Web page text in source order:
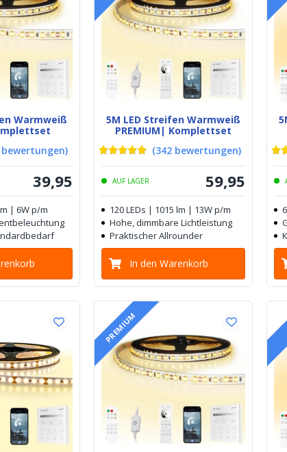
Warmweiß
bewertungen)
39,95
| 6W p/m
5M LED Streifen Warmweiß
PREMIUM| Komplettset
(342 bewertungen)
AUF LAGER 59,95
120 LEDs | 1015 lm | 13W p/m
Hohe, dimmbare Lichtleistung
Praktischer Allrounder
In den Warenkorb
PREMIUM